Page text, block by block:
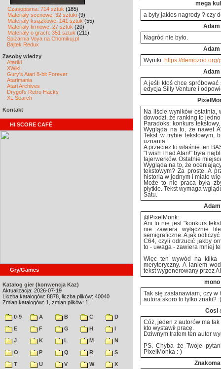
Czasopisma: 714 sztuk (185)
Materiały scenowe: 32 sztuki (9)
Materiały książkowe: 141 sztuk (55)
Materiały firmowe: 27 sztuk (20)
Materiały o grach: 351 sztuk (211)
Spiżarnia Voya na Chomikuj.pl
Bajtek Redux
Zasoby wiedzy
Atariki
XWiki
Gury's Atari 8-bit Forever
Atarimania
Atari Archives
Drygol's Retro Hacks
XL Search
Kontakt
HI SCORE CAFÉ
Gry/Games
Katalog gier (konwencja Kaz)
Aktualizacja: 2026-07-19
Liczba katalogów: 8878, liczba plików: 40040
Zmian katalogów: 1, zmian plików: 1
0-9 A B C
D
E
F G H
I
J
K L M
N
O
P Q R
S
T
U V W X
mega
a byly jakies nagrody ? czy
Adam
Nagród nie było.
Adam
Wyniki: https://demozoo.org/
Adam
A jeśli ktoś chce spróbować
edycja Silly Venture i
Na liście wyników ostatnia,
dowodzi, że ranking to
Paradoks: konkurs
Wygląda na to, że nawet
Tekst w trybie tekstowym,
uznania.
A przecież to właśnie ten
"I wish I had Atari!" była
fajerwerków. Ostatnie
Wygląda na to, że
tekstowym? Za proste. A
historia w jednym i miało
Może to nie praca była
płytkie. Tekst wymaga
Satu.
Adam
@PixelMonk:
Ani to nie jest "konkurs
nie zawiera wyłącznie
semigraficzne. A jak
C64, czyli odrzucić jakby
to - uwaga - zawiera mniej
Więc ten wywód na kilka
merytoryczny. A laniem
tekst wygenerowany przez
mono
Tak się zastanawiam, czy w
autora skoro to tylko znaki? :)
Cosi
Cóż, jeden z autorów ma
kto wystawił pracę.
Dziwnym trafem ten autor
PS. Chyba że Twoje
PixelMonka :-)